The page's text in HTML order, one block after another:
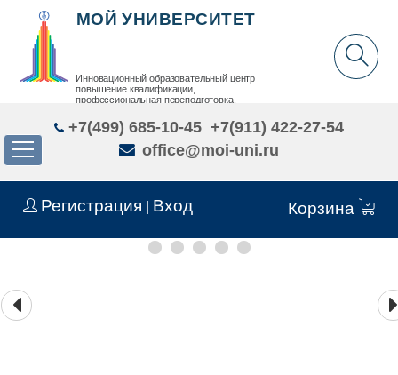
Регистрация Вход Корзина
МОЙ УНИВЕРСИТЕТ
Инновационный образовательный центр
повышение квалификации,
профессиональная переподготовка,
+7(499) 685-10-45 +7(911) 422-27-54
office@moi-uni.ru